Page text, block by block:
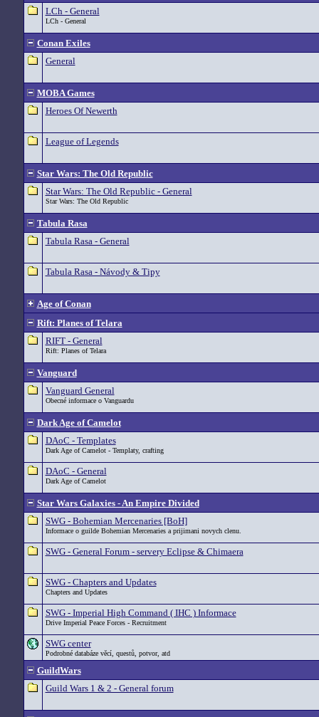
LCh - General
LCh - General
Conan Exiles
General
MOBA Games
Heroes Of Newerth
League of Legends
Star Wars: The Old Republic
Star Wars: The Old Republic - General
Star Wars: The Old Republic
Tabula Rasa
Tabula Rasa - General
Tabula Rasa - Návody & Tipy
Age of Conan
Rift: Planes of Telara
RIFT - General
Rift: Planes of Telara
Vanguard
Vanguard General
Obecné informace o Vanguardu
Dark Age of Camelot
DAoC - Templates
Dark Age of Camelot - Templaty, crafting
DAoC - General
Dark Age of Camelot
Star Wars Galaxies - An Empire Divided
SWG - Bohemian Mercenaries [BoH]
Informace o guilde Bohemian Mercenaries a prijimani novych clenu.
SWG - General Forum - servery Eclipse & Chimaera
SWG - Chapters and Updates
Chapters and Updates
SWG - Imperial High Command ( IHC ) Informace
Drive Imperial Peace Forces - Recruitment
SWG center
Podrobné databáze věcí, questů, potvor, atd
GuildWars
Guild Wars 1 & 2 - General forum